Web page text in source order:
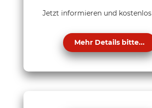
Jetzt informieren und
Mehr Details bitte...